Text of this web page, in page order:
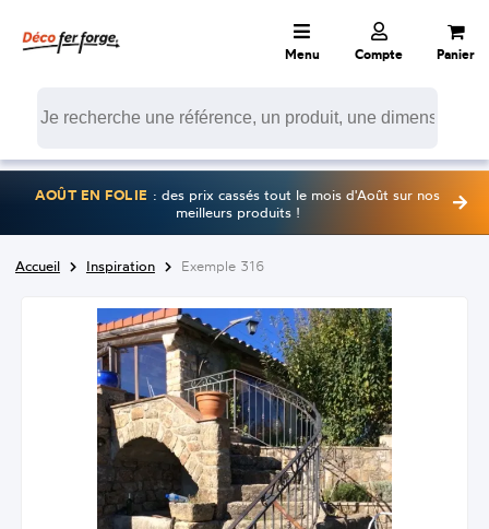
Menu Compte Panier
AOÛT EN FOLIE : des prix cassés tout le mois d'Août sur nos
meilleurs produits !
Accueil Inspiration Exemple 316